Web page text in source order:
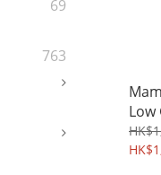
69
763
Low